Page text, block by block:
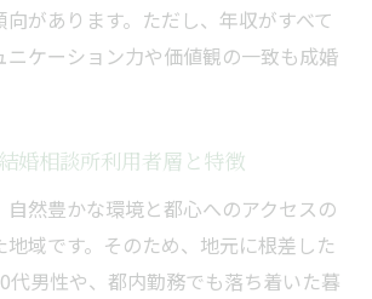
万台の30代男性が婚活成功する秘
年収以外の強みを活かす戦略を紹
万台でも理想の結婚を目指す方法
収が婚活に与えるリアルな影響
所で30代男性年収が評価される仕
があります。ただし、年収がすべて
ニケーション力や価値観の一致も成婚
婚相談所利用者層と特徴
自然豊かな環境と都心へのアクセスの
地域です。そのため、地元に根差した
代男性や、都内勤務でも落ち着いた暮